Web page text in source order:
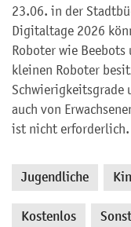
23.06. in der
Digitaltage 2026
Roboter wie
kleinen Roboter
Schwierigkeitsgrade
auch von
ist nicht erforderlich.
Jugendliche
Kostenlos